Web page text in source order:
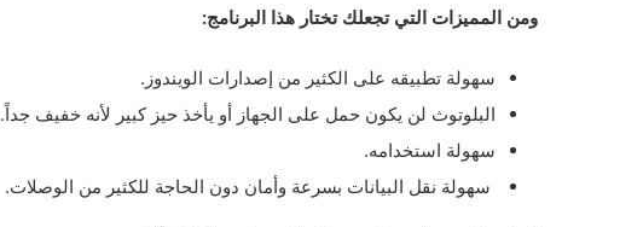
ومن المميزات التي تجعلك تختار هذا البرنامج:
سهولة تطبيقه على الكثير من إصدارات الويندوز.
البلوتوث لن يكون حمل على الجهاز أو يأخذ حيز كبير لأنه خفيف جداً.
سهولة استخدامه.
سهولة نقل البيانات بسرعة وأمان دون الحاجة للكثير من الوصلات.